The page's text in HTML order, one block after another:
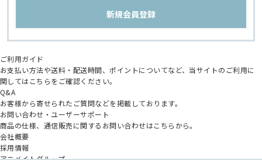
ご利用ガイド
お支払い方法や送料・配送時間、ポイントについてなど、当サイトのご利用に
関してはこちらをご確認ください。
Q&A
お客様から寄せられたご質問などを掲載しております。
お問い合わせ・ユーザーサポート
商品の仕様、通信販売に関するお問い合わせはこちらから。
会社概要
採用情報